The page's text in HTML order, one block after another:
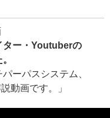
ター・Youtuberの
ーパスシステム、
動画です。」